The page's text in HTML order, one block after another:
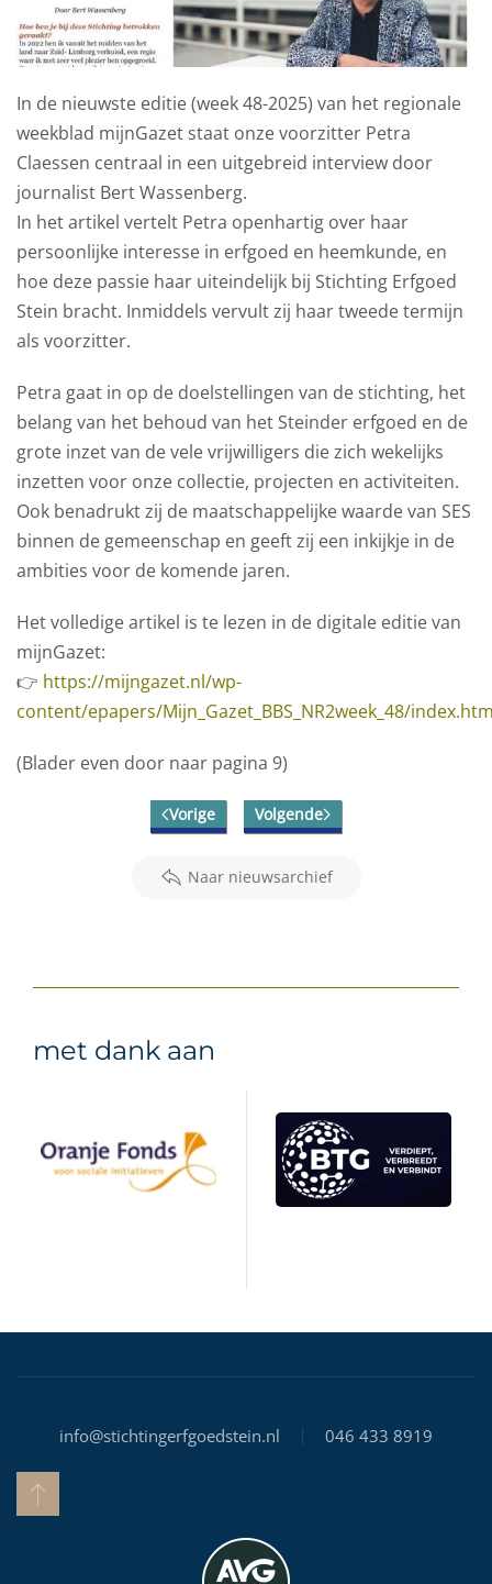
In de nieuwste editie (week 48-2025) van het regionale
weekblad mijnGazet staat onze voorzitter Petra
Claessen centraal in een uitgebreid interview door
journalist Bert Wassenberg.
In het artikel vertelt Petra openhartig over haar
persoonlijke interesse in erfgoed en heemkunde, en
hoe deze passie haar uiteindelijk bij Stichting Erfgoed
Stein bracht. Inmiddels vervult zij haar tweede termijn
als voorzitter.
Petra gaat in op de doelstellingen van de stichting, het
belang van het behoud van het Steinder erfgoed en de
grote inzet van de vele vrijwilligers die zich wekelijks
inzetten voor onze collectie, projecten en activiteiten.
Ook benadrukt zij de maatschappelijke waarde van SES
binnen de gemeenschap en geeft zij een inkijkje in de
ambities voor de komende jaren.
Het volledige artikel is te lezen in de digitale editie van
mijnGazet:
👉 https://mijngazet.nl/wp-
content/epapers/Mijn_Gazet_BBS_NR2week_48/
(Blader even door naar pagina 9)
Vorige Volgende
Naar nieuwsarchief
met dank aan
info@stichtingerfgoedstein.nl 046 433 8919